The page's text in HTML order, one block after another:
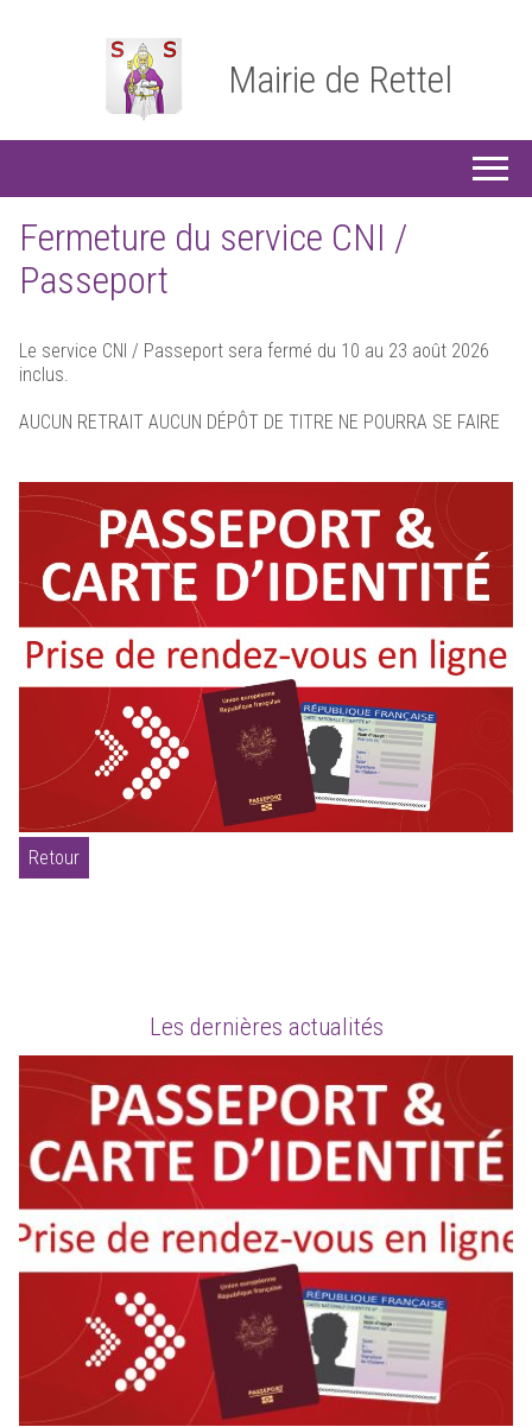
Mairie de Rettel
Fermeture du service CNI /
Passeport
Le service CNI / Passeport sera fermé du 10 au 23 août 2026
inclus.
AUCUN RETRAIT AUCUN DÉPÔT DE TITRE NE POURRA SE FAIRE
Retour
Les dernières actualités